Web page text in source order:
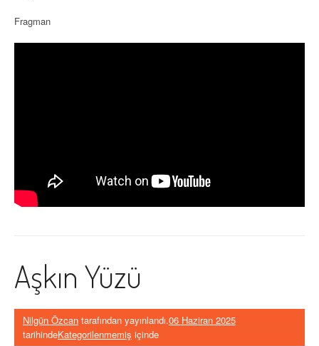
Fragman
Aşkın Yüzü
Nilgün Özcan tarafından yayınlandı.06 Haziran 2025
tarihindeKategorilenmemiş içinde